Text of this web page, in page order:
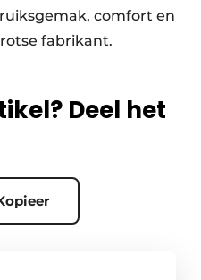
comfort en
fabrikant.
Deel het